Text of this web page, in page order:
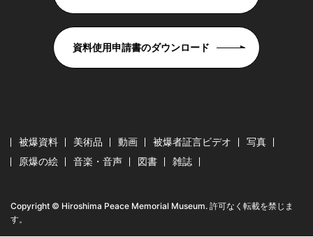
資料使用申請書のダウンロード
被爆資料 美術品 動画 被爆者証言ビデオ
写真
原爆の絵
音楽・音声 図書 雑誌
Copyright © Hiroshima Peace Memorial Museum. 許可なく転載を禁じま
す。